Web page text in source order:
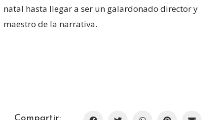
natal hasta llegar a ser un galardonado director y
maestro de la narrativa.